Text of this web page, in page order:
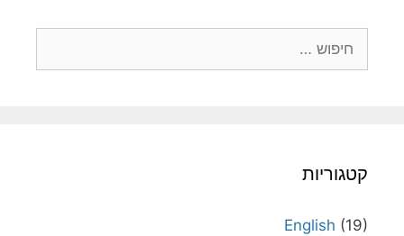
קטגוריות
English (19)